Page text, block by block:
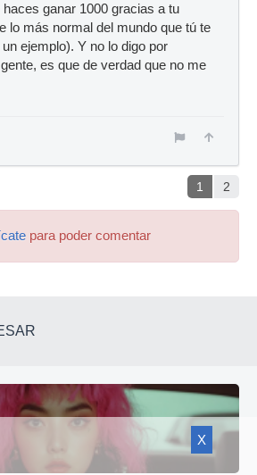
ganar 1000 gracias a tu
lo más normal del mundo que tú te
un ejemplo). Y no lo digo por
es que de verdad que no me
1 2
para poder comentar
X